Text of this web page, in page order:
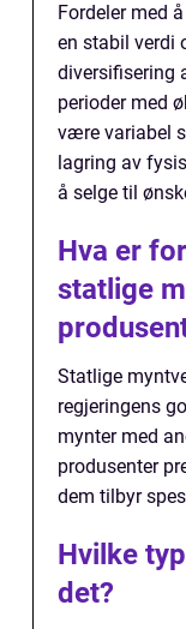
Fordeler med
en stabil verdi
diversifisering
perioder med
være variabel
lagring av
å selge til
Hva er
statlige
Statlige
regjeringens
mynter med
produsenter
dem tilbyr
Hvilke
det?